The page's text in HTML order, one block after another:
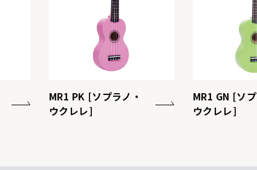
MR1 PK [ソプラノ・
ウクレレ]
MR1 GN [ソ
ウクレレ]